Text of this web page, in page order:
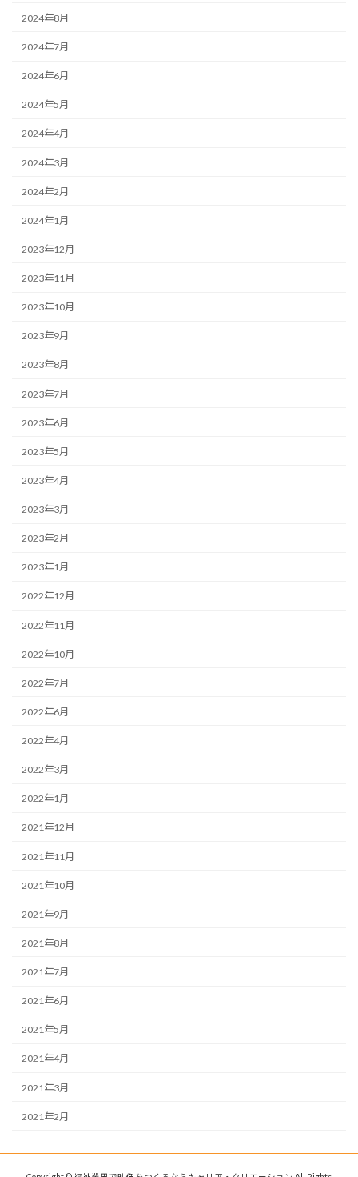
2024年8月
2024年7月
2024年6月
2024年5月
2024年4月
2024年3月
2024年2月
2024年1月
2023年12月
2023年11月
2023年10月
2023年9月
2023年8月
2023年7月
2023年6月
2023年5月
2023年4月
2023年3月
2023年2月
2023年1月
2022年12月
2022年11月
2022年10月
2022年7月
2022年6月
2022年4月
2022年3月
2022年1月
2021年12月
2021年11月
2021年10月
2021年9月
2021年8月
2021年7月
2021年6月
2021年5月
2021年4月
2021年3月
2021年2月